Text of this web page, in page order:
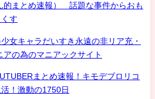
的まとめ速報） 話題な事件からおも
す
女キャラだいすき永遠の非リア充・
の為のマニアックサイト
まとめ速報！キモデブロリコ
！激動の1750日